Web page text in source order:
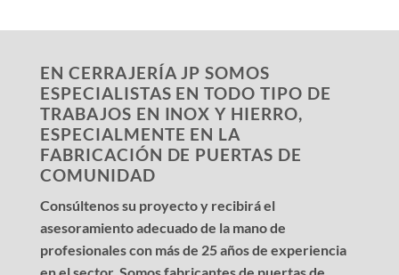
EN CERRAJERÍA JP SOMOS
ESPECIALISTAS EN TODO TIPO DE
TRABAJOS EN INOX Y HIERRO,
ESPECIALMENTE EN LA
FABRICACIÓN DE PUERTAS DE
COMUNIDAD
Consúltenos su proyecto y recibirá el
asesoramiento adecuado de la mano de
profesionales con más de 25 años de experiencia